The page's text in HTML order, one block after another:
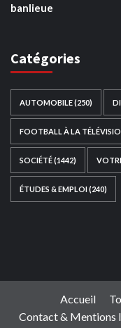
banlieue
Catégories
AUTOMOBILE(250)
FOOTBALL À LA
SOCIÉTÉ(1442)
ÉTUDES & EMPLOI(240)
Accueil
Contact & Mentions